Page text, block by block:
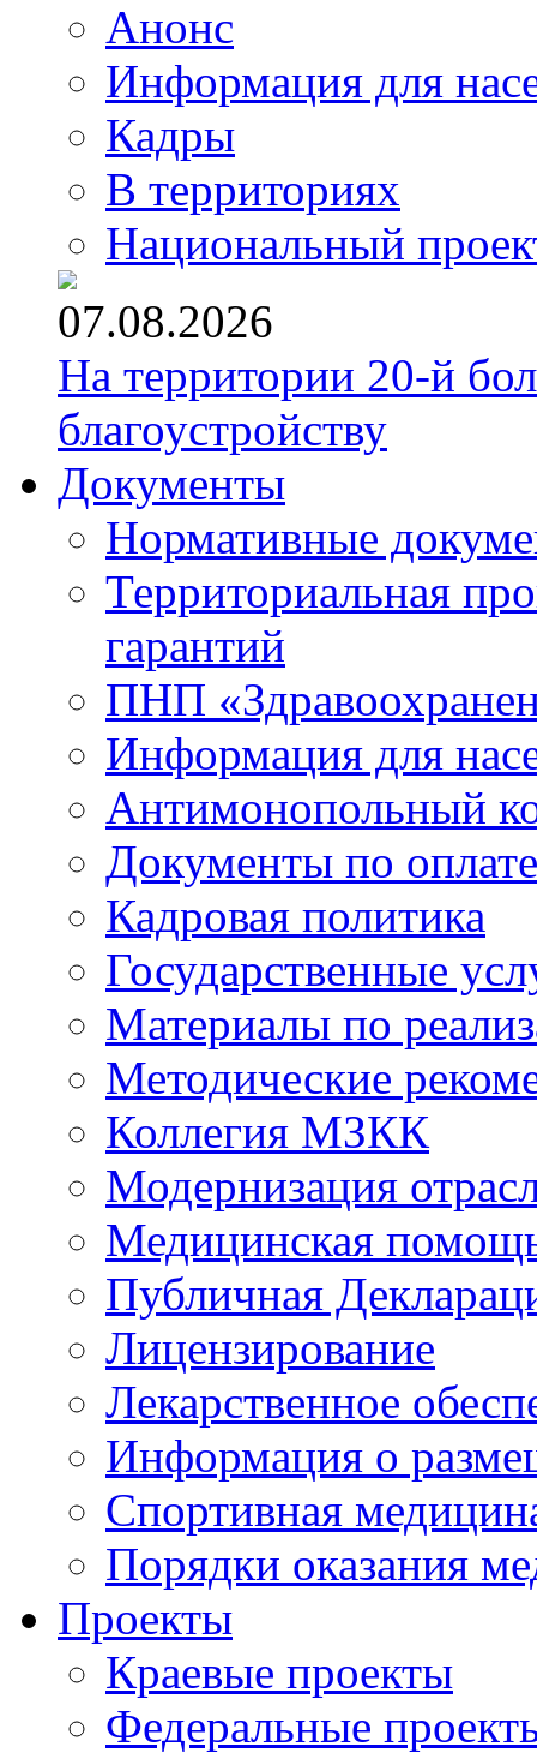
Анонс
Информация для
Кадры
В территориях
Национальный
07.08.2026
На территории 20-й
благоустройству
Документы
Нормативные
Территориальная
гарантий
ПНП
Информация для
Антимонопольный
Документы по
Кадровая политика
Государственные
Материалы по
Методические
Коллегия МЗКК
Модернизация
Медицинская
Публичная
Лицензирование
Лекарственное
Информация о
Спортивная
Порядки оказания
Проекты
Краевые проекты
Федеральные